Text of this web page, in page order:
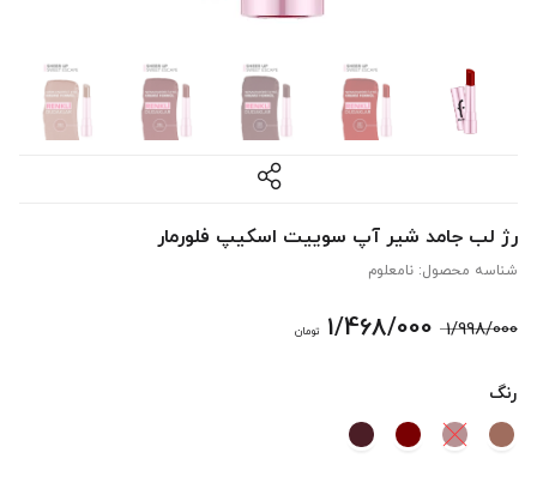
رژ لب جامد شیر آپ سوییت اسکیپ فلورمار
شناسه محصول: نامعلوم
1/998/000 قیمت
1/468/000 تومانقیمت
رنگ